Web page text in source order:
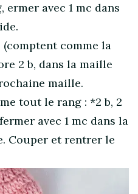
ermer avec 1 mc dans
comme la
2 b, dans la maille
maille.
tout le rang : *2 b, 2
avec 1 mc dans la
Couper et rentrer le